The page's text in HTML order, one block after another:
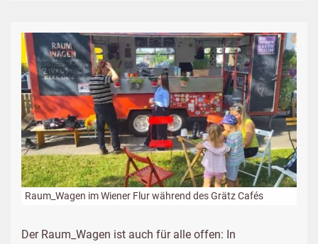
Raum_Wagen im Wiener Flur während des Grätz Cafés
Der Raum_Wagen ist auch für alle offen: In